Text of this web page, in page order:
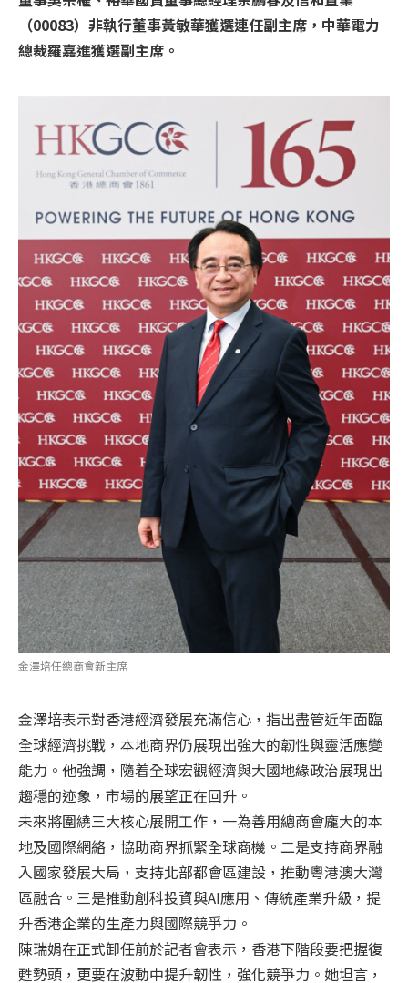
（00083）非執行董事黃敏華獲選連任副主席，中華電力
總裁羅嘉進獲選副主席。
金澤培任總商會新主席
金澤培表示對香港經濟發展充滿信心，指出盡管近年面臨
全球經濟挑戰，本地商界仍展現出強大的韌性與靈活應變
能力。他強調，隨着全球宏觀經濟與大國地緣政治展現出
趨穩的迹象，市場的展望正在回升。
未來將圍繞三大核心展開工作，一為善用總商會龐大的本
地及國際網絡，協助商界抓緊全球商機。二是支持商界融
入國家發展大局，支持北部都會區建設，推動粵港澳大灣
區融合。三是推動創科投資與AI應用、傳統產業升級，提
升香港企業的生產力與國際競爭力。
陳瑞娟在正式卸任前於記者會表示，香港下階段要把握復
甦勢頭，更要在波動中提升韌性，強化競爭力。她坦言，